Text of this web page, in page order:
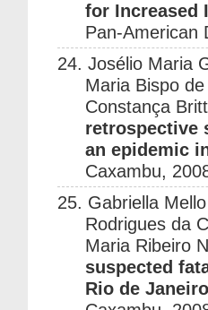
for Increased
Pan-American
24. Josélio Maria
Maria Bispo
Constança
retrospective
an epidemic
Caxambu,
25. Gabriella
Rodrigues da
Maria Ribeiro
suspected
Rio de